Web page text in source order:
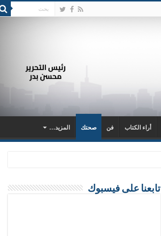
أراء الكتاب فن صحتك المزيد…
تابعنا على فيسبوك